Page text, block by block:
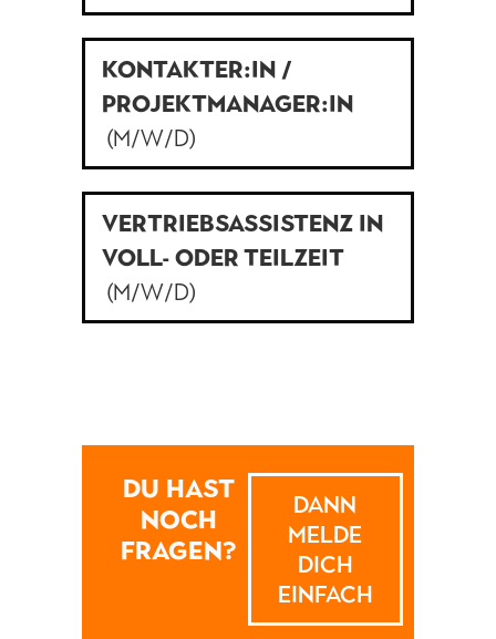
KONTAKTER:IN /
PROJEKTMANAGER:IN
(M/W/D)
VERTRIEBSASSISTENZ IN
VOLL- ODER TEILZEIT
(M/W/D)
DU HAST
NOCH
FRAGEN?
DANN
MELDE
DICH
EINFACH